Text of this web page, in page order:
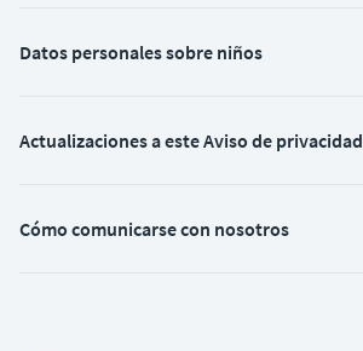
Datos personales sobre niños
Actualizaciones a este Aviso de privacidad
Cómo comunicarse con nosotros